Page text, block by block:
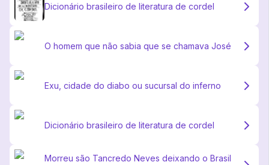
Dicionário brasileiro de literatura de cordel
O homem que não sabia que se chamava José
Exu, cidade do diabo ou sucursal do inferno
Dicionário brasileiro de literatura de cordel
Morreu são Tancredo Neves deixando o Brasil